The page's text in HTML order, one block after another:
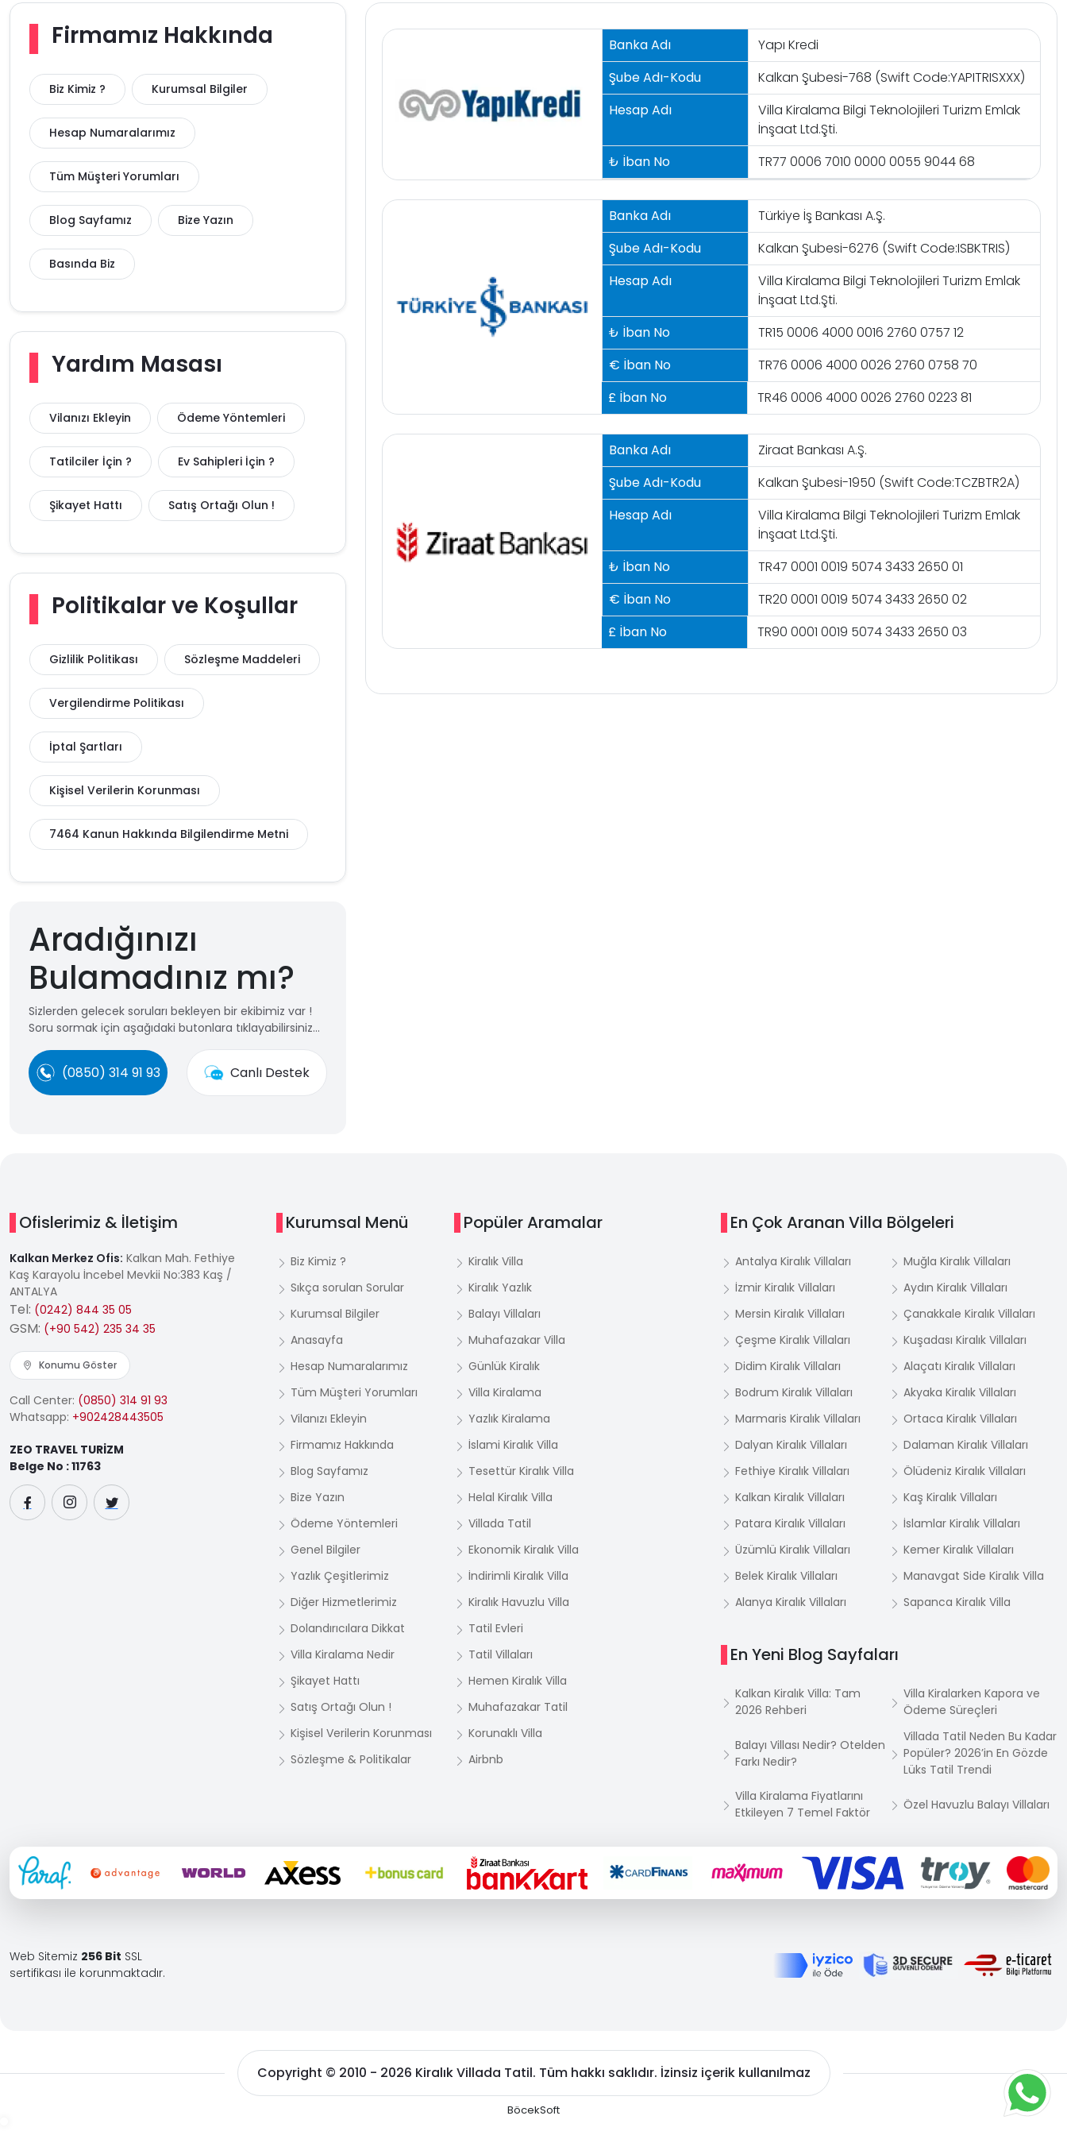
Firmamız Hakkında
Biz Kimiz ? Kurumsal Bilgiler
Hesap Numaralarımız
Tüm Müşteri Yorumları
Blog Sayfamız Bize Yazın
Basında Biz
Yardım Masası
Vilanızı Ekleyin Ödeme Yöntemleri
Tatilciler İçin ? Ev Sahipleri İçin ?
Şikayet Hattı Satış Ortağı Olun !
Politikalar ve Koşullar
Gizlilik Politikası Sözleşme Maddeleri
Vergilendirme Politikası
İptal Şartları
Kişisel Verilerin Korunması
7464 Kanun Hakkında Bilgilendirme Metni
Aradığınızı
Bulamadınız mı?
Sizlerden gelecek soruları bekleyen bir ekibimiz var !
Soru sormak için aşağıdaki butonlara tıklayabilirsiniz...
(0850) 314 91 93 Canlı Destek
Banka Adı
Yapı Kredi
Şube Adı-Kodu
Kalkan Şubesi-768 (Swift Code:YAPITRISXXX)
Hesap Adı
Villa Kiralama Bilgi Teknolojileri Turizm Emlak
İnşaat Ltd.Şti.
₺ İban No
TR77 0006 7010 0000 0055 9044 68
Banka Adı
Türkiye İş Bankası A.Ş.
Şube Adı-Kodu
Kalkan Şubesi-6276 (Swift Code:ISBKTRIS)
Hesap Adı
Villa Kiralama Bilgi Teknolojileri Turizm Emlak
İnşaat Ltd.Şti.
₺ İban No
TR15 0006 4000 0016 2760 0757 12
€ İban No
TR76 0006 4000 0026 2760 0758 70
£ İban No
TR46 0006 4000 0026 2760 0223 81
Banka Adı
Ziraat Bankası A.Ş.
Şube Adı-Kodu
Kalkan Şubesi-1950 (Swift Code:TCZBTR2A)
Hesap Adı
Villa Kiralama Bilgi Teknolojileri Turizm Emlak
İnşaat Ltd.Şti.
₺ İban No
TR47 0001 0019 5074 3433 2650 01
€ İban No
TR20 0001 0019 5074 3433 2650 02
£ İban No
TR90 0001 0019 5074 3433 2650 03
Ofislerimiz & İletişim
Kalkan Merkez Ofis: Kalkan Mah. Fethiye
Kaş Karayolu İncebel Mevkii No:383 Kaş /
ANTALYA
Tel: (0242) 844 35 05
GSM: (+90 542) 235 34 35
Konumu Göster
Call Center: (0850) 314 91 93
Whatsapp: +902428443505
ZEO TRAVEL TURİZM
Belge No : 11763
Kurumsal Menü
Biz Kimiz ?
Sıkça sorulan Sorular
Kurumsal Bilgiler
Anasayfa
Hesap Numaralarımız
Tüm Müşteri Yorumları
Vilanızı Ekleyin
Firmamız Hakkında
Blog Sayfamız
Bize Yazın
Ödeme Yöntemleri
Genel Bilgiler
Yazlık Çeşitlerimiz
Diğer Hizmetlerimiz
Dolandırıcılara Dikkat
Villa Kiralama Nedir
Şikayet Hattı
Satış Ortağı Olun !
Kişisel Verilerin Korunması
Sözleşme & Politikalar
Popüler Aramalar
Kiralık Villa
Kiralık Yazlık
Balayı Villaları
Muhafazakar Villa
Günlük Kiralık
Villa Kiralama
Yazlık Kiralama
İslami Kiralık Villa
Tesettür Kiralık Villa
Helal Kiralık Villa
Villada Tatil
Ekonomik Kiralık Villa
İndirimli Kiralık Villa
Kiralık Havuzlu Villa
Tatil Evleri
Tatil Villaları
Hemen Kiralık Villa
Muhafazakar Tatil
Korunaklı Villa
Airbnb
En Çok Aranan Villa Bölgeleri
Antalya Kiralık Villaları
Muğla Kiralık Villaları
İzmir Kiralık Villaları
Aydın Kiralık Villaları
Mersin Kiralık Villaları
Çanakkale Kiralık Villaları
Çeşme Kiralık Villaları
Kuşadası Kiralık Villaları
Didim Kiralık Villaları
Alaçatı Kiralık Villaları
Bodrum Kiralık Villaları
Akyaka Kiralık Villaları
Marmaris Kiralık Villaları
Ortaca Kiralık Villaları
Dalyan Kiralık Villaları
Dalaman Kiralık Villaları
Fethiye Kiralık Villaları
Ölüdeniz Kiralık Villaları
Kalkan Kiralık Villaları
Kaş Kiralık Villaları
Patara Kiralık Villaları
İslamlar Kiralık Villaları
Üzümlü Kiralık Villaları
Kemer Kiralık Villaları
Belek Kiralık Villaları
Manavgat Side Kiralık Villa
Alanya Kiralık Villaları
Sapanca Kiralık Villa
En Yeni Blog Sayfaları
Kalkan Kiralık Villa: Tam
2026 Rehberi
Villa Kiralarken Kapora ve
Ödeme Süreçleri
Balayı Villası Nedir? Otelden
Farkı Nedir?
Villada Tatil Neden Bu Kadar
Popüler? 2026’in En Gözde
Lüks Tatil Trendi
Villa Kiralama Fiyatlarını
Etkileyen 7 Temel Faktör
Özel Havuzlu Balayı Villaları
Web Sitemiz 256 Bit SSL
sertifikası ile korunmaktadır.
Copyright © 2010 - 2026 Kiralık Villada Tatil. Tüm hakkı saklıdır. İzinsiz içerik kullanılmaz
BöcekSoft